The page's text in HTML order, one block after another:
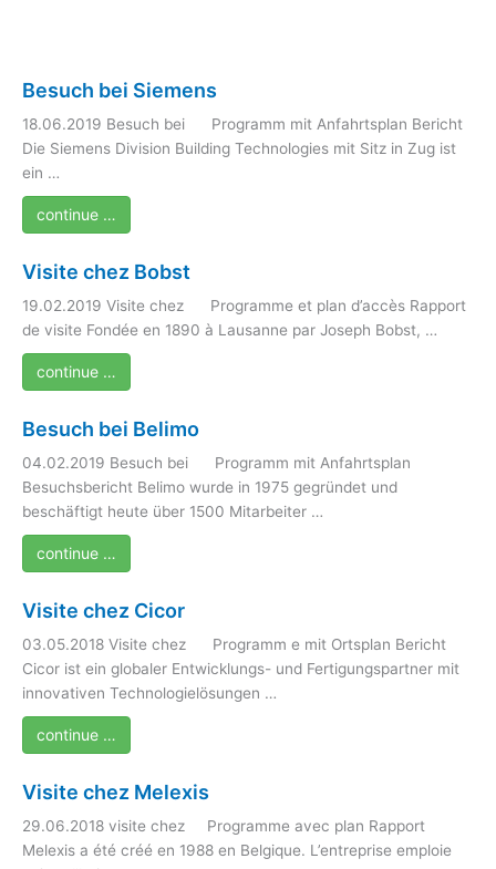
Besuch bei Siemens
18.06.2019 Besuch bei Programm mit Anfahrtsplan Bericht
Die Siemens Division Building Technologies mit Sitz in Zug ist
ein …
continue …
Visite chez Bobst
19.02.2019 Visite chez Programme et plan d’accès Rapport
de visite Fondée en 1890 à Lausanne par Joseph Bobst, …
continue …
Besuch bei Belimo
04.02.2019 Besuch bei Programm mit Anfahrtsplan
Besuchsbericht Belimo wurde in 1975 gegründet und
beschäftigt heute über 1500 Mitarbeiter …
continue …
Visite chez Cicor
03.05.2018 Visite chez Programm e mit Ortsplan Bericht
Cicor ist ein globaler Entwicklungs- und Fertigungspartner mit
innovativen Technologielösungen …
continue …
Visite chez Melexis
29.06.2018 visite chez Programme avec plan Rapport
Melexis a été créé en 1988 en Belgique. L’entreprise emploie